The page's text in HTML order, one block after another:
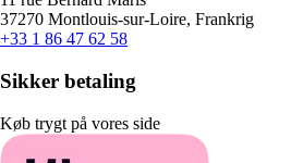
37270 Montlouis-sur-Loire, Frankrig
+33 1 86 47 62 58
Sikker betaling
Køb trygt på vores side